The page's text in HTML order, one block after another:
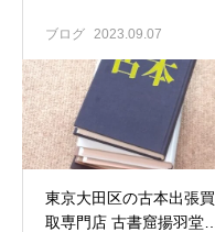
連書籍の買い取り強化中♪
ブログ 2023.09.07
東京大田区の古本出張買
取専門店 古書窟揚羽堂｜